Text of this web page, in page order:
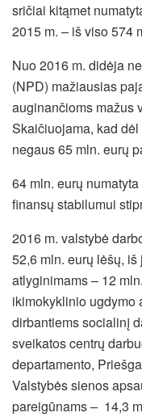
sričiai kitąmet
2015 m. – iš viso 574
Nuo 2016 m. didėja
(NPD) mažiausias
auginančioms mažus
Skaičiuojama, kad
negaus 65 mln. eurų
64 mln. eurų
finansų stabilumui
2016 m. valstybė
52,6 mln. eurų lėšų,
atlyginimams – 12
ikimokyklinio ugdymo
dirbantiems socialinį
sveikatos centrų
departamento,
Valstybės sienos
pareigūnams – 14,3